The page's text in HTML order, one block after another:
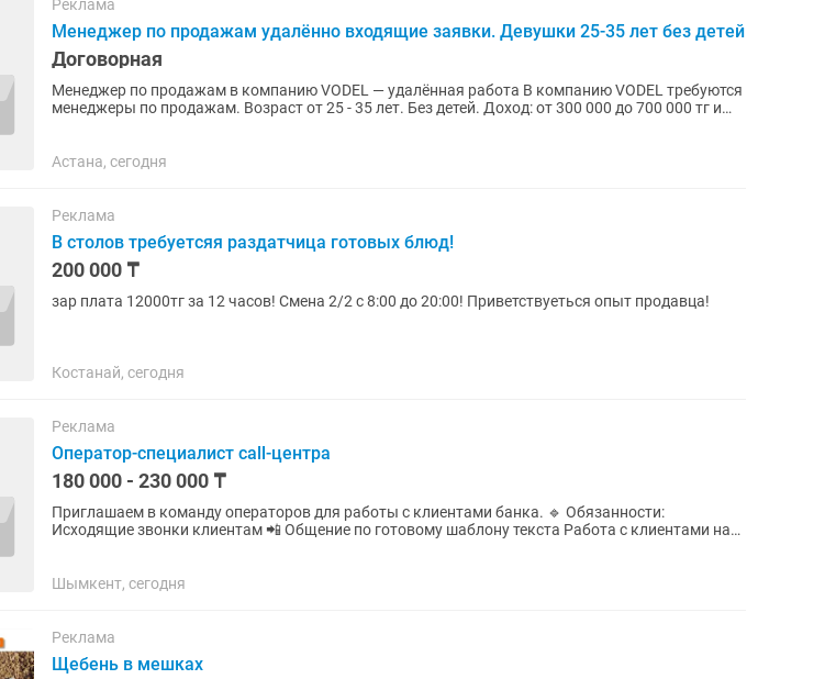
Реклама
Менеджер по продажам удалённо входящие заявки. Девушки 25-35 лет без детей
Договорная
Менеджер по продажам в компанию VODEL — удалённая работа В компанию VODEL требуются
менеджеры по продажам. Возраст от 25 - 35 лет. Без детей. Доход: от 300 000 до 700 000 тг и
Астана, сегодня
Реклама
В столов требуетсяя раздатчица готовых блюд!
200 000 ₸
зар плата 12000тг за 12 часов! Смена 2/2 с 8:00 до 20:00! Приветствуеться опыт продавца!
Костанай, сегодня
Реклама
Оператор-специалист call-центра
180 000 - 230 000 ₸
Приглашаем в команду операторов для работы с клиентами банка. 🔹 Обязанности:
Исходящие звонки клиентам 📲 Общение по готовому шаблону текста Работа с клиентами на
Шымкент, сегодня
Реклама
Щебень в мешках